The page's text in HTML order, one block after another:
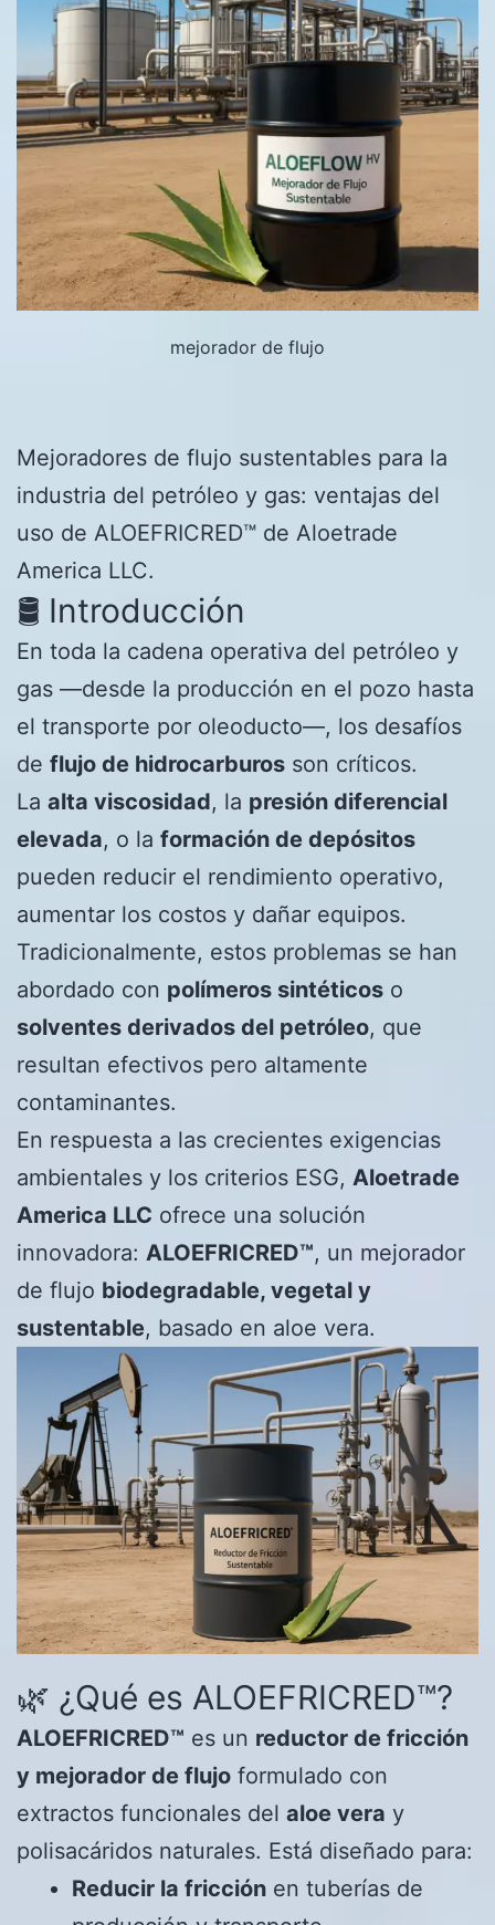
mejorador de flujo
Mejoradores de flujo sustentables para la
industria del petróleo y gas: ventajas del
uso de ALOEFRICRED™ de Aloetrade
America LLC.
🛢️ Introducción
En toda la cadena operativa del petróleo y
gas —desde la producción en el pozo hasta
el transporte por oleoducto—, los desafíos
de flujo de hidrocarburos son críticos.
La alta viscosidad, la presión diferencial
elevada, o la formación de depósitos
pueden reducir el rendimiento operativo,
aumentar los costos y dañar equipos.
Tradicionalmente, estos problemas se han
abordado con polímeros sintéticos o
solventes derivados del petróleo, que
resultan efectivos pero altamente
contaminantes.
En respuesta a las crecientes exigencias
ambientales y los criterios ESG, Aloetrade
America LLC ofrece una solución
innovadora: ALOEFRICRED™, un mejorador
de flujo biodegradable, vegetal y
sustentable, basado en aloe vera.
🌿 ¿Qué es ALOEFRICRED™?
ALOEFRICRED™ es un reductor de fricción
y mejorador de flujo formulado con
extractos funcionales del aloe vera y
polisacáridos naturales. Está diseñado para:
Reducir la fricción en tuberías de